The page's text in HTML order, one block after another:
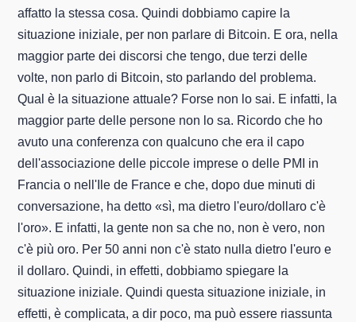
affatto la stessa cosa. Quindi dobbiamo capire la
situazione iniziale, per non parlare di Bitcoin. E ora, nella
maggior parte dei discorsi che tengo, due terzi delle
volte, non parlo di Bitcoin, sto parlando del problema.
Qual è la situazione attuale? Forse non lo sai. E infatti, la
maggior parte delle persone non lo sa. Ricordo che ho
avuto una conferenza con qualcuno che era il capo
dell'associazione delle piccole imprese o delle PMI in
Francia o nell'Ile de France e che, dopo due minuti di
conversazione, ha detto «sì, ma dietro l'euro/dollaro c'è
l'oro». E infatti, la gente non sa che no, non è vero, non
c'è più oro. Per 50 anni non c'è stato nulla dietro l'euro e
il dollaro. Quindi, in effetti, dobbiamo spiegare la
situazione iniziale. Quindi questa situazione iniziale, in
effetti, è complicata, a dir poco, ma può essere riassunta